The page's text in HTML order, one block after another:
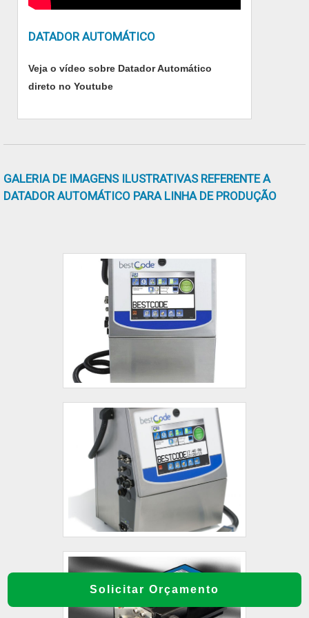
HP) e impressoras por transferência térmica
com os serviços e inovadora, características
de alta qualidade onde são realizadas as
atividades e tecnologia de ponta. Todos esses
comercializado e profissionais de alta
para os clientes com qualidade..
DATADOR AUTOMÁTICO
Veja o vídeo sobre Datador Automático
direto no Youtube
GALERIA DE IMAGENS ILUSTRATIVAS REFERENTE A
DATADOR AUTOMÁTICO PARA LINHA DE PRODUÇÃO
Solicitar Orçamento